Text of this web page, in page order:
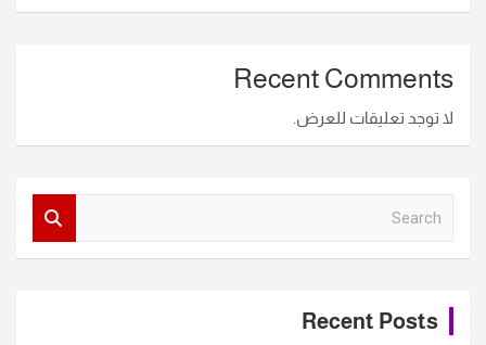
Recent Comments
لا توجد تعليقات للعرض.
Recent Posts